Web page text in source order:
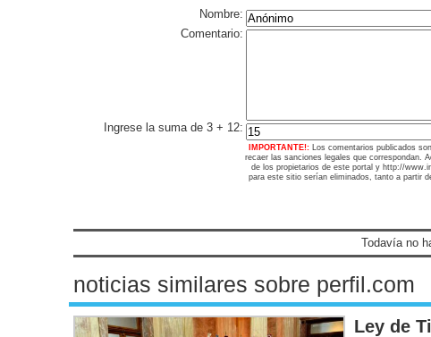
Nombre:
Comentario:
Ingrese la suma de 3 + 12:
IMPORTANTE!: Los comentarios publicados
recaer las sanciones legales que correspondan.
de los propietarios de este portal y http://
para este sitio serían eliminados, tanto a partir
Todavía no
noticias similares sobre perfil.com
Ley de